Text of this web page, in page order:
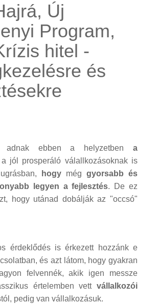
Új
Program,
hitel -
és
adnak ebben a helyzetben a
jól prosperáló válallkozásoknak is
hogy még gyorsabb és
legyen a fejlesztés. De ez
hogy utánad dobálják az "occsó"
érdeklődés is érkezett hozzánk e
és azt látom, hogy gyakran
felvennék, akik igen messze
értelemben vett vállalkozói
tól, pedig van vállalkozásuk.